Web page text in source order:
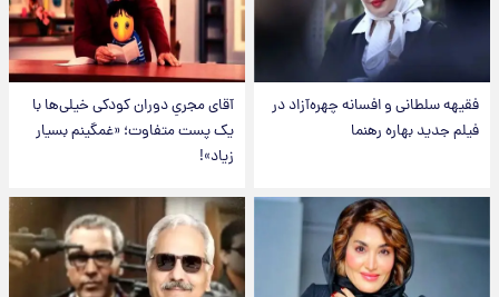
فقیهه سلطانی و افسانه چهره‌آزاد در
فیلم جدید بهاره رهنما
آقای مجریِ دوران کودکی خیلی‌ها با
یک پست متفاوت؛ «غمگینم بسیار
زیاد»!